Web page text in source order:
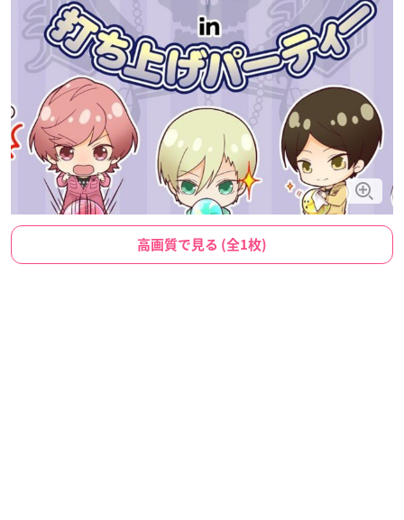
高画質で見る (全1枚)